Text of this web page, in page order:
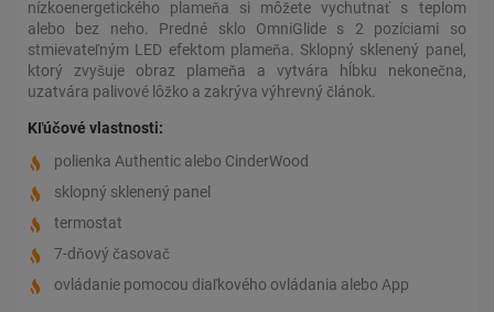
nízkoenergetického plameňa si môžete vychutnať s teplom
alebo bez neho. Predné sklo OmniGlide s 2 pozíciami so
stmievateľným LED efektom plameňa. Sklopný sklenený panel,
ktorý zvyšuje obraz plameňa a vytvára hĺbku nekonečna,
uzatvára palivové lôžko a zakrýva výhrevný článok.
Kľúčové vlastnosti:
polienka Authentic alebo CinderWood
sklopný sklenený panel
termostat
7-dňový časovač
ovládanie pomocou diaľkového ovládania alebo App